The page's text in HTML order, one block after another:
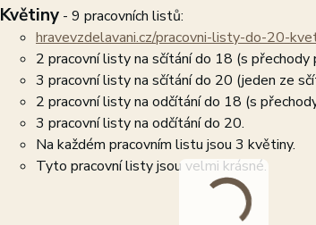
Květiny- 9 pracovních listů:
hravevzdelavani.cz/pracovni-listy-do-20-
2 pracovní listy na sčítání do 18 (s
3 pracovní listy na sčítání do 20 (jeden ze
2 pracovní listy na odčítání do 18 (s
3 pracovní listy na odčítání do 20.
Na každém pracovním listu jsou 3 květiny.
Tyto pracovní listy jsou velmi krásné.